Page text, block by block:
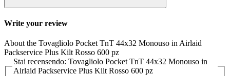
Write your review
About the Tovagliolo Pocket TnT 44x32 Monouso in Airlaid
Packservice Plus Kilt Rosso 600 pz
Stai recensendo: Tovagliolo Pocket TnT 44x32 Monouso in
Airlaid Packservice Plus Kilt Rosso 600 pz